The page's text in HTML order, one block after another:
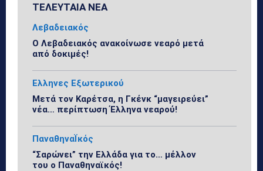
ΤΕΛΕΥΤΑΙΑ ΝΕΑ
Λεβαδειακός
Ο Λεβαδειακός ανακοίνωσε νεαρό μετά
από δοκιμές!
Ελληνες Εξωτερικού
Μετά τον Καρέτσα, η Γκένκ “μαγειρεύει”
νέα… περίπτωση Έλληνα νεαρού!
ΠαναθηναΪκός
“Σαρώνει” την Ελλάδα για το… μέλλον
του ο Παναθηναϊκός!